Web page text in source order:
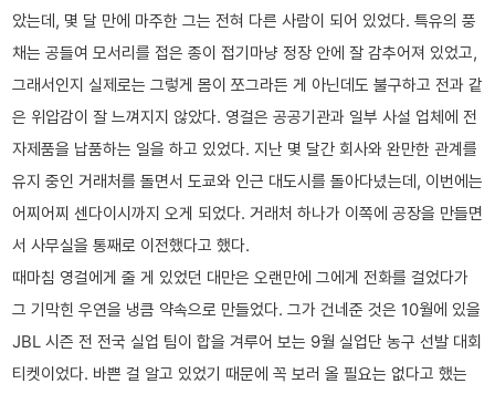
았는데, 몇 달 만에 마주한 그는 전혀 다른 사람이 되어 있었다. 특유의 풍
채는 공들여 모서리를 접은 종이 접기마냥 정장 안에 잘 감추어져 있었고,
그래서인지 실제로는 그렇게 몸이 쪼그라든 게 아닌데도 불구하고 전과 같
은 위압감이 잘 느껴지지 않았다. 영걸은 공공기관과 일부 사설 업체에 전
자제품을 납품하는 일을 하고 있었다. 지난 몇 달간 회사와 완만한 관계를
유지 중인 거래처를 돌면서 도쿄와 인근 대도시를 돌아다녔는데, 이번에는
어찌어찌 센다이시까지 오게 되었다. 거래처 하나가 이쪽에 공장을 만들면
서 사무실을 통째로 이전했다고 했다.
때마침 영걸에게 줄 게 있었던 대만은 오랜만에 그에게 전화를 걸었다가
그 기막힌 우연을 냉큼 약속으로 만들었다. 그가 건네준 것은 10월에 있을
JBL 시즌 전 전국 실업 팀이 합을 겨루어 보는 9월 실업단 농구 선발 대회
티켓이었다. 바쁜 걸 알고 있었기 때문에 꼭 보러 올 필요는 없다고 했는